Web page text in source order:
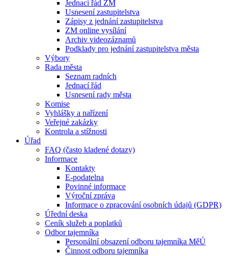
Jednací řád ZM
Usnesení zastupitelstva
Zápisy z jednání zastupitelstva
ZM online vysílání
Archiv videozáznamů
Podklady pro jednání zastupitelstva města
Výbory
Rada města
Seznam radních
Jednací řád
Usnesení rady města
Komise
Vyhlášky a nařízení
Veřejné zakázky
Kontrola a stížnosti
Úřad
FAQ (často kladené dotazy)
Informace
Kontakty
E-podatelna
Povinné informace
Výroční zpráva
Informace o zpracování osobních údajů (GDPR)
Úřední deska
Ceník služeb a poplatků
Odbor tajemníka
Personální obsazení odboru tajemníka MěÚ
Činnost odboru tajemníka